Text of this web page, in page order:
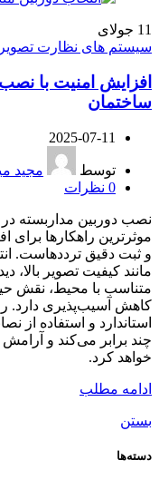
11 جولای
سیستم های نظارت
افزایش امنیت با
ساختمان
2025-07-11
توسط
مجید
0 نظرات
نصب دوربین مداربسته
موثرترین راهکارها
و ثبت دقیق ترددهاست.
متناسب با محیط، نقش
کاهش آسیب‌پذیری دارد.
استاندارد و استفاده از
چند برابر می‌کند و
خواهد کرد.
ادامه مطلب
بستن
دسته‌ها